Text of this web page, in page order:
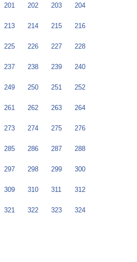
201 202 203 204
213 214 215 216
225 226 227 228
237 238 239 240
249 250 251 252
261 262 263 264
273 274 275 276
285 286 287 288
297 298 299 300
309 310 311 312
321 322 323 324